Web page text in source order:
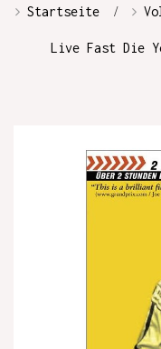
Startseite
Live Fast Die